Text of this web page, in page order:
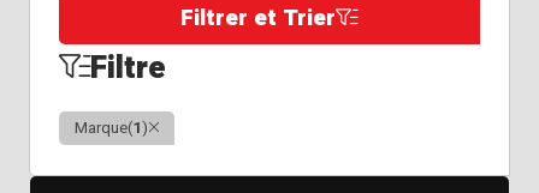
Filtrer et Trier
Filtre
Marque(1)Clair